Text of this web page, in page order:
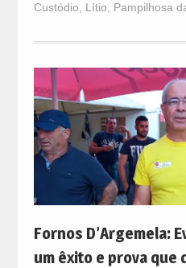
Custódio, Lítio, Pampilhosa
Fornos D’Argemela:
um êxito e prova